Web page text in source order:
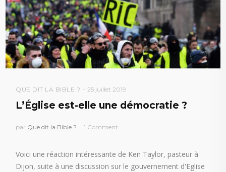
QUE DIT LA BIBLE ? 25 juillet 2019
L’Église est-elle une démocratie ?
par Que dit la Bible ? 1 Comment
Voici une réaction intéressante de Ken Taylor, pasteur à
Dijon, suite à une discussion sur le gouvernement d'Eglise